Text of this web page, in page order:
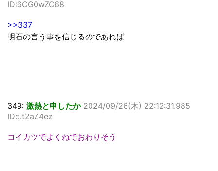
ID:6CG0wZC68
>>337
明石の言う事を信じるのであれば
349: 激熱と申したか 2024/09/26(木) 22:12:31.985
ID:t.t2aZ4ez
コイカツでよくねでおわりそう